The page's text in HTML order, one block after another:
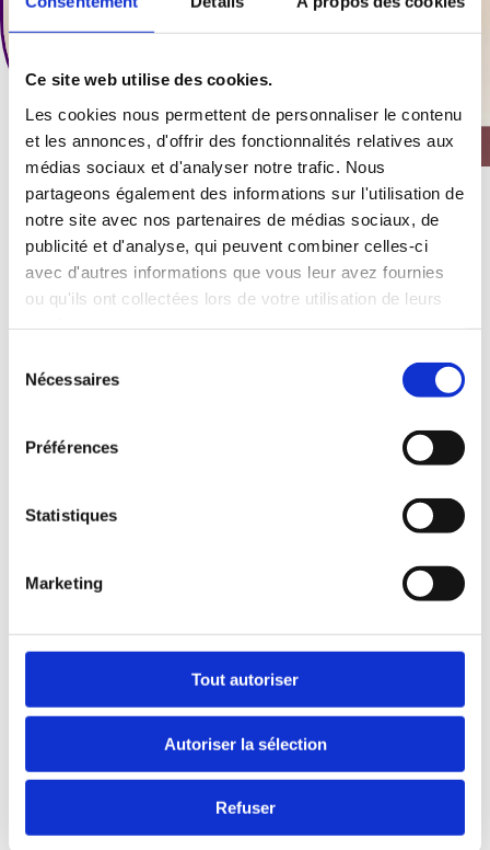
Ce site web utilise des cookies.
Les cookies nous permettent de personnaliser le contenu
et les annonces, d'offrir des fonctionnalités relatives aux
médias sociaux et d'analyser notre trafic. Nous
partageons également des informations sur l'utilisation de
notre site avec nos partenaires de médias sociaux, de
publicité et d'analyse, qui peuvent combiner celles-ci
avec d'autres informations que vous leur avez fournies
ou qu'ils ont collectées lors de votre utilisation de leurs
Nécessaires
Préférences
Statistiques
Marketing
Tout autoriser
Autoriser la sélection
Refuser
La Danse Essentielle : quand le mouvement guide
le corps à apaiser le mental
Cet atelier exclusif de Danse Essentielle te propose
une exploration incarnée du chemin pour sortir de
ta tête et plonger dans ton corps. Le mouvement
mental s’emballe dans ton corps, les tensions qu’il
– Libérer l’emprise du mental : utiliser le
mouvement pour décharger les pensées
insistantes, les soucis, et les blocages qui vous
empêchent de nous connecter au présent.
– Ancrer la présence du corps : te reconnecter à la
sagesse de tes sensations, à ton intuition, et
retrouver un calme profond et une clarté
nouvelle.
Guidée par la musique inspirante et des